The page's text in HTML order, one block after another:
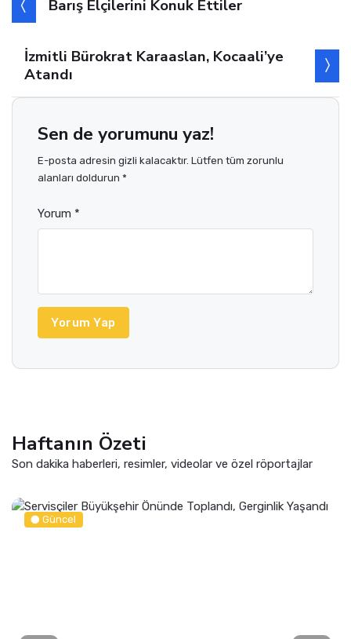
Barış Elçilerini Konuk Ettiler
İzmitli Bürokrat Karaaslan, Kocaali’ye
Atandı
Sen de yorumunu yaz!
E-posta adresin gizli kalacaktır. Lütfen tüm zorunlu
alanları doldurun *
Yorum *
Yorum Yap
Haftanın Özeti
Son dakika haberleri, resimler, videolar ve özel röportajlar
Güncel